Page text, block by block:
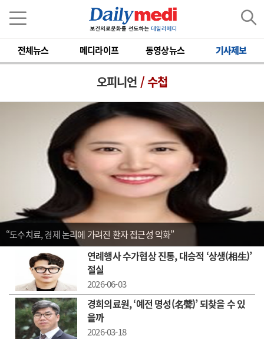
전체뉴스 메디라이프 동영상뉴스 기사제보
오피니언 / 수첩
“도수치료, 경제 논리에 가려진 환자 접근성 악화”
연례행사 수가협상 진통, 대승적 ‘상생(相生)’
절실
2026-06-03
경희의료원, ‘예전 명성(名聲)’ 되찾을 수 있
을까
2026-03-18